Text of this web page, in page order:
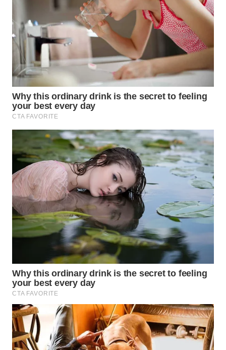
WN
DEPOK
WN
TAPANULI
UTARA
WN
SAMOSIR
WN
PADANG
LAWAS
WN
SUMEDANG
WN
KEPULAUAN
WN
TANGERANG